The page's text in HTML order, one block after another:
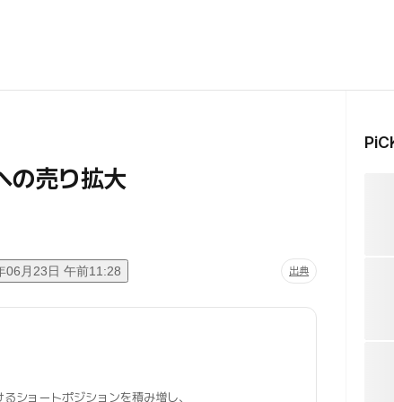
の売り拡大
06月23日 午前11:28 出典
ショートポジションを積み増し、